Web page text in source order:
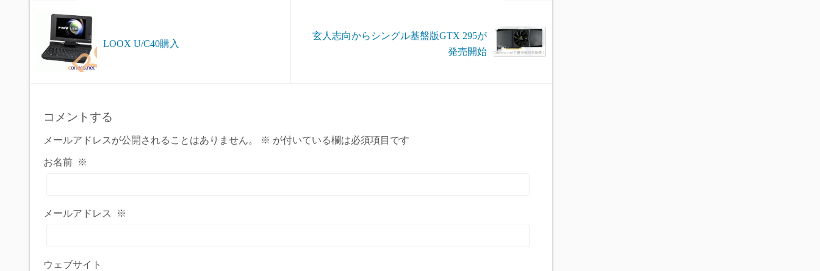
LOOX U/C40購入
玄人志向からシングル基盤版GTX 295が
発売開始
コメントする
メールアドレスが公開されることはありません。 ※ が付いている欄は必須項目です
お名前 ※
メールアドレス ※
ウェブサイト